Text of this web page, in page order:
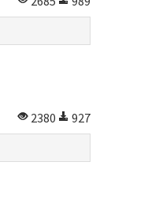
2380
927